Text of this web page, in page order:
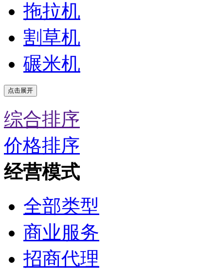
拖拉机
割草机
碾米机
点击展开
综合排序
价格排序
经营模式
全部类型
商业服务
招商代理